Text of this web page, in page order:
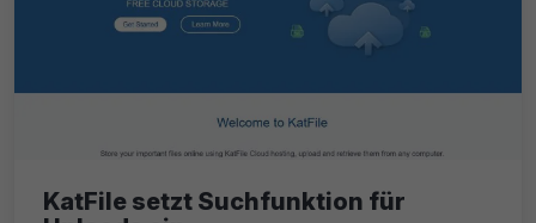
KatFile setzt Suchfunktion für